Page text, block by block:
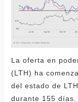
La oferta en
(LTH) ha
del estado de
durante 155